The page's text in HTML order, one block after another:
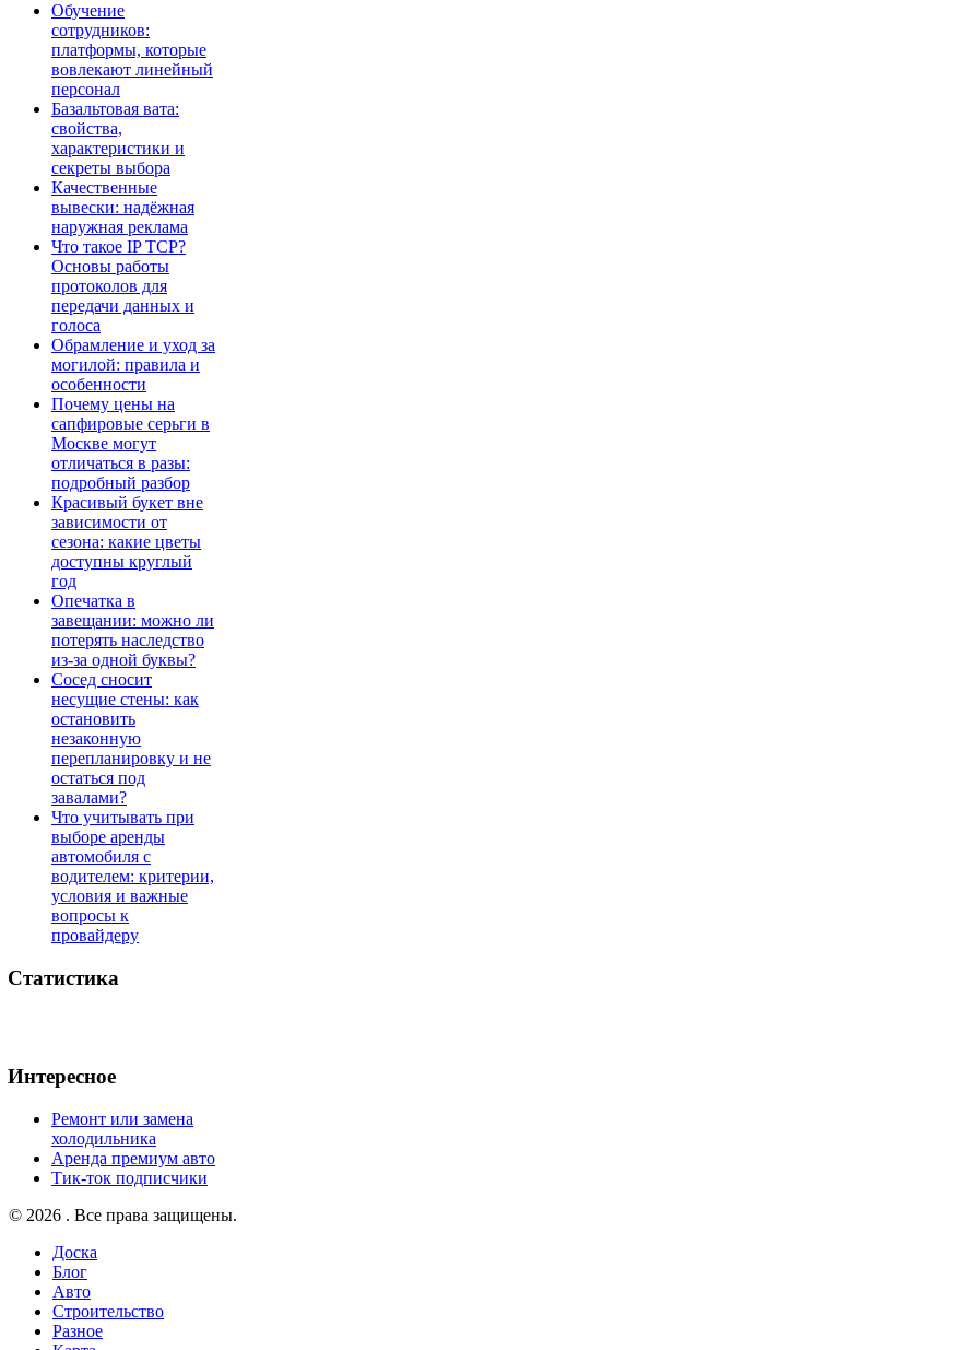
Обучение
сотрудников:
платформы, которые
вовлекают линейный
персонал
Базальтовая вата:
свойства,
характеристики и
секреты выбора
Качественные
вывески: надёжная
наружная реклама
Что такое IP TCP?
Основы работы
протоколов для
передачи данных и
голоса
Обрамление и уход за
могилой: правила и
особенности
Почему цены на
сапфировые серьги в
Москве могут
отличаться в разы:
подробный разбор
Красивый букет вне
зависимости от
сезона: какие цветы
доступны круглый
год
Опечатка в
завещании: можно ли
потерять наследство
из-за одной буквы?
Сосед сносит
несущие стены: как
остановить
незаконную
перепланировку и не
остаться под
завалами?
Что учитывать при
выборе аренды
автомобиля с
водителем: критерии,
условия и важные
вопросы к
провайдеру
Статистика
Интересное
Ремонт или замена
холодильника
Аренда премиум авто
Тик-ток подписчики
© 2026 . Все права защищены.
Доска
Блог
Авто
Строительство
Разное